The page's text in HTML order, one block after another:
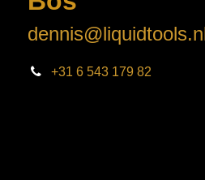
+31 6 543 179 82